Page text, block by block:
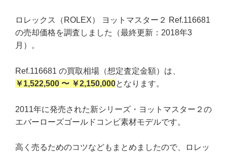
ロレックス（ROLEX） ヨットマスター２ Ref.116681
の売却価格を調査しました（最終更新：2018年3
月）。
Ref.116681 の買取相場（想定査定金額）は、
￥1,522,500 〜 ￥2,150,000となります。
2011年に発売された新シリーズ・ヨットマスター２の
エバーローズゴールドコンビ素材モデルです。
高く売るためのコツなどもまとめましたので、ロレッ